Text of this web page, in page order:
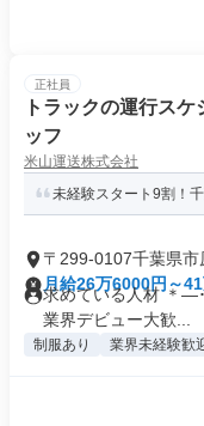
正社員
トラックの運行ス
ッフ
米山運送株式会社
未経験スタート9割！
〒299-0107千葉県市
月給26万6000円～
求めている人材
業界デビュー大歓...
制服あり 業界未経験歓